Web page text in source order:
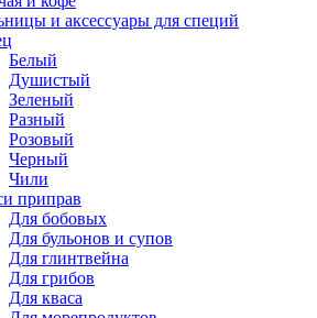
и аксессуары для специй
Белый
Душистый
Зеленый
Разный
Розовый
Черный
Чили
приправ
Для бобовых
Для бульонов и супов
Для глинтвейна
Для грибов
Для кваса